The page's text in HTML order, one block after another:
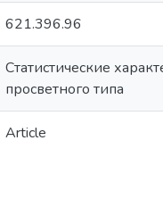
621.396.96
Статистические
просветного типа
Article